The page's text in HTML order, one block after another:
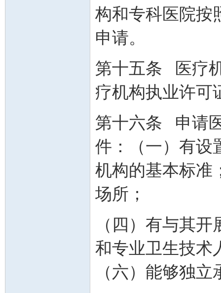
构和专科医院按
申请。
第十五条 医疗
疗机构执业许可
第十六条 申请
件：（一）有设
机构的基本标准
场所；
（四）有与其
和专业卫生技术
（六）能够独